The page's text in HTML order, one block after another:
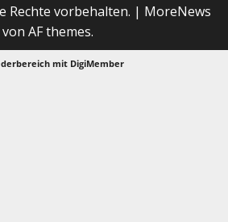
Rechte vorbehalten. | MoreNews
von AF themes.
mit DigiMember